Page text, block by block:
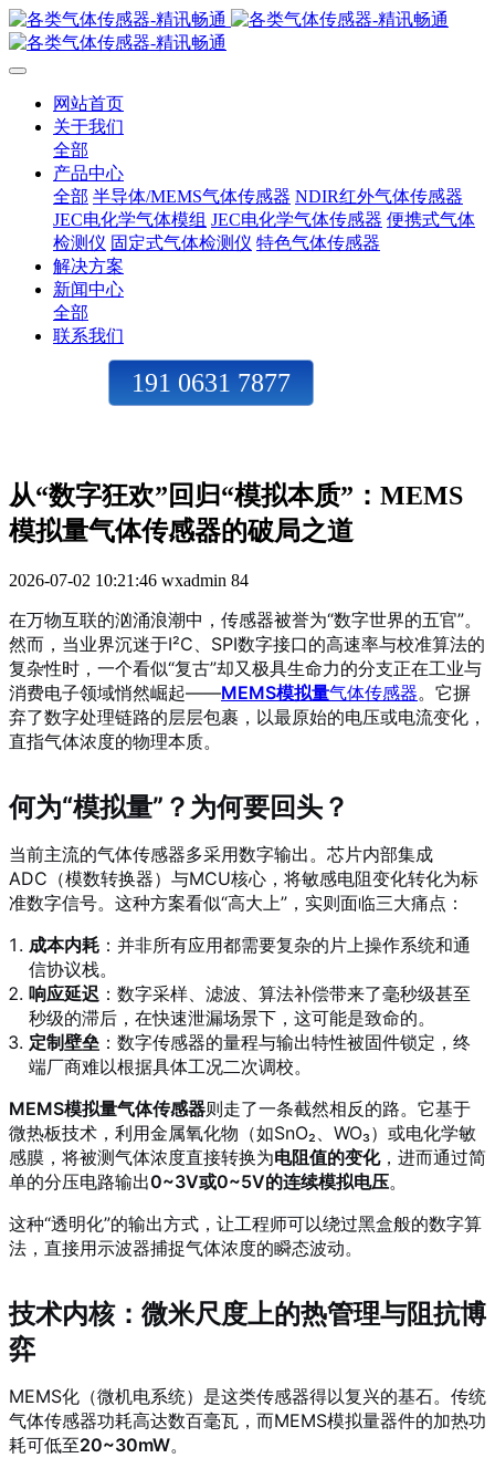
网站首页
关于我们
全部
产品中心
全部 半导体/MEMS气体传感器 NDIR红外气体传感器
JEC电化学气体模组 JEC电化学气体传感器 便携式气体
检测仪 固定式气体检测仪 特色气体传感器
解决方案
新闻中心
全部
联系我们
191 0631 7877
从“数字狂欢”回归“模拟本质”：MEMS
模拟量气体传感器的破局之道
2026-07-02 10:21:46 wxadmin 84
在万物互联的汹涌浪潮中，传感器被誉为“数字世界的五官”。
然而，当业界沉迷于I²C、SPI数字接口的高速率与校准算法的
复杂性时，一个看似“复古”却又极具生命力的分支正在工业与
消费电子领域悄然崛起——MEMS模拟量气体传感器。它摒
弃了数字处理链路的层层包裹，以最原始的电压或电流变化，
直指气体浓度的物理本质。
何为“模拟量”？为何要回头？
当前主流的气体传感器多采用数字输出。芯片内部集成
ADC（模数转换器）与MCU核心，将敏感电阻变化转化为标
准数字信号。这种方案看似“高大上”，实则面临三大痛点：
成本内耗 ：并非所有应用都需要复杂的片上操作系统和通
信协议栈。
响应延迟 ：数字采样、滤波、算法补偿带来了毫秒级甚至
秒级的滞后，在快速泄漏场景下，这可能是致命的。
定制壁垒 ：数字传感器的量程与输出特性被固件锁定，终
端厂商难以根据具体工况二次调校。
MEMS模拟量气体传感器则走了一条截然相反的路。它基于
微热板技术，利用金属氧化物（如SnO₂、WO₃）或电化学敏
感膜，将被测气体浓度直接转换为电阻值的变化，进而通过简
单的分压电路输出0~3V或0~5V的连续模拟电压。
这种“透明化”的输出方式，让工程师可以绕过黑盒般的数字算
法，直接用示波器捕捉气体浓度的瞬态波动。
技术内核：微米尺度上的热管理与阻抗博
弈
MEMS化（微机电系统）是这类传感器得以复兴的基石。传统
气体传感器功耗高达数百毫瓦，而MEMS模拟量器件的加热功
耗可低至20~30mW。